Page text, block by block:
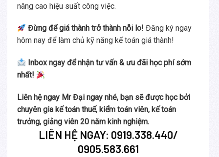
nâng cao hiệu suất công việc.
Đừng để giá thành trở thành nỗi lo! Đăng ký ngay
hôm nay để làm chủ kỹ năng kế toán giá thành!
Inbox ngay để nhận tư vấn & ưu đãi học phí sớm
nhất!
Liên hệ ngay Mr Đại ngay nhé, bạn sẽ được học bởi
chuyên gia kế toán thuế, kiểm toán viên, kế toán
trưởng, giảng viên 20 năm kinh nghiệm.
LIÊN HỆ NGAY: 0919.338.440/
0905.583.661